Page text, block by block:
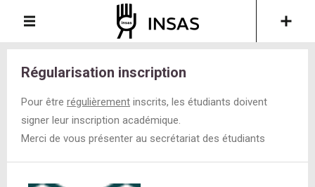
Régularisation inscription
Pour être régulièrement inscrits, les étudiants doivent
signer leur inscription académique.
Merci de vous présenter au secrétariat des étudiants